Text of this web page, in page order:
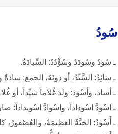
سُودُ
ـ سُودُ وسُودَدُ وسُؤْدُدُ: السِّيادَةُ.
ـ سَائِدُ: السَّيِّدُ، أو دونَهُ، الجمع: سادَةٌ
ـ أسادَ، وأسْوَدَ: وَلَدَ غُلاماً سَيِّداً، أو
ـ اسْوَدَّ اسْوداداً، واسْوادَّ اسْويداداً:
ـ أَسْوَدُ: الحَيَّةُ العَظيمَةُ، والعُصْفورُ،